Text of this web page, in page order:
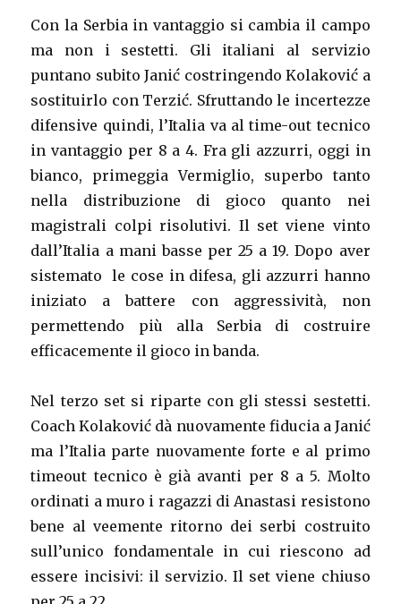
Con la Serbia in vantaggio si cambia il campo
ma non i sestetti. Gli italiani al servizio
puntano subito Janić costringendo Kolaković a
sostituirlo con Terzić. Sfruttando le incertezze
difensive quindi, l’Italia va al time-out tecnico
in vantaggio per 8 a 4. Fra gli azzurri, oggi in
bianco, primeggia Vermiglio, superbo tanto
nella distribuzione di gioco quanto nei
magistrali colpi risolutivi. Il set viene vinto
dall’Italia a mani basse per 25 a 19. Dopo aver
sistemato le cose in difesa, gli azzurri hanno
iniziato a battere con aggressività, non
permettendo più alla Serbia di costruire
efficacemente il gioco in banda.
Nel terzo set si riparte con gli stessi sestetti.
Coach Kolaković dà nuovamente fiducia a Janić
ma l’Italia parte nuovamente forte e al primo
timeout tecnico è già avanti per 8 a 5. Molto
ordinati a muro i ragazzi di Anastasi resistono
bene al veemente ritorno dei serbi costruito
sull’unico fondamentale in cui riescono ad
essere incisivi: il servizio. Il set viene chiuso